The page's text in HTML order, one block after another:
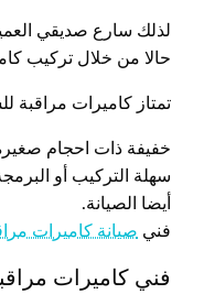
لذلك سارع صديقي
حالا من خلال تركيب
تمتاز كاميرات مراقبة
خفيفة ذات احجام
سهلة التركيب أو
أيضا الصيانة.
فني صيانة كاميرات
فني كاميرات